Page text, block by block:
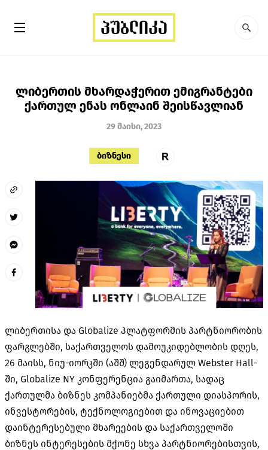
ლიბერთის მხარდაჭერით ემიგრანტები
ქართულ ენას ონლაინ შეისწავლიან
29 მაისი, 2023
ბიზნესი
ლიბერთისა და Globalize პლატფორმის პარტნიორობის
ფარგლებში, საქართველოს დამოუკიდებლობის დღეს,
26 მაისს, ნიუ-იორკში (აშშ) ლეგენდარულ Webster Hall-
ში, Globalize NY კონფერენცია გაიმართა, სადაც
ქართულმა ბიზნეს კომპანიებმა ქართული დიასპორის,
ინვესტორების, ტექნოლოგიებით და ინოვაციებით
დაინტერესებული მხარეების და საქართველოში
ბიზნეს ინტერესების მქონე სხვა პარტნიორებისთვის,